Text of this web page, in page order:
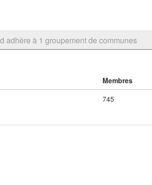
adhère à 1 groupement de communes
Membres
745